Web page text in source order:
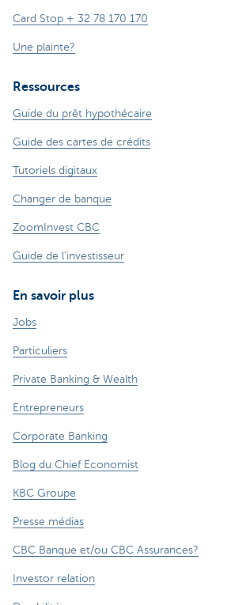
Card Stop + 32 78 170 170
Une plainte?
Ressources
Guide du prêt hypothécaire
Guide des cartes de crédits
Tutoriels digitaux
Changer de banque
ZoomInvest CBC
Guide de l'investisseur
En savoir plus
Jobs
Particuliers
Private Banking & Wealth
Entrepreneurs
Corporate Banking
Blog du Chief Economist
KBC Groupe
Presse médias
CBC Banque et/ou CBC Assurances?
Investor relation